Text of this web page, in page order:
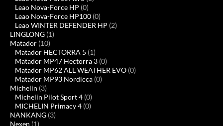
Leao Nova-Force HP (0)
Leao Nova-Force HP100 (0)
Leao WINTER DEFENDER HP (2)
LINGLONG (1)
Matador (10)
Matador HECTORRA 5 (1)
Matador MP47 Hectorra 3 (0)
Matador MP62 ALL WEATHER EVO (0)
Matador MP93 Nordicca (0)
Michelin (3)
Michelin Pilot Sport 4 (0)
MICHELIN Primacy 4 (0)
NANKANG (3)
Nexen (1)